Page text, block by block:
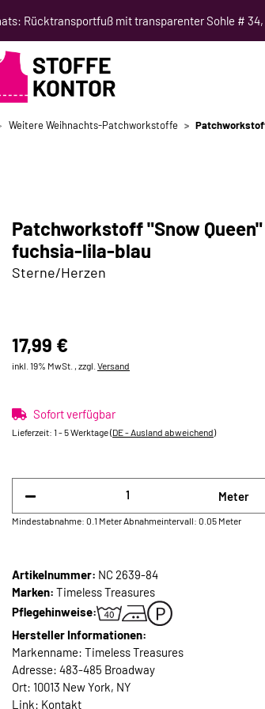
Rücktransportfuß mit transparenter Sohle # 34,
NÄHKURSE
Weitere Weihnachts-Patchworkstoffe
Patchworkstoff "Snow
fuchsia-lila-blau
Sterne/Herzen
17,99 €
inkl. 19% MwSt. , zzgl. Versand
Sofort verfügbar
Lieferzeit: 1 - 5 Werktage(DE - Ausland abweichend)
Meter
Mindestabnahme: 0.1 MeterAbnahmeintervall: 0.05 Meter
Artikelnummer: NC 2639-84
Marken: Timeless Treasures
Pflegehinweise:
Hersteller Informationen:
Markenname: Timeless Treasures
Adresse: 483-485 Broadway
Ort: 10013 New York, NY
Link: Kontakt